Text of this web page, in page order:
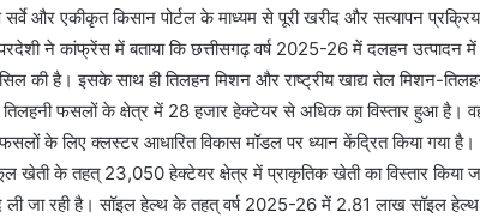
और एकीकृत किसान पोर्टल के माध्यम से पूरी खरीद और सत्यापन प्रक्रिया
ने कांफ्रेंस में बताया कि छत्तीसगढ़ वर्ष 2025-26 में दलहन उत्पादन में
की है। इसके साथ ही तिलहन मिशन और राष्ट्रीय खाद्य तेल मिशन-
फसलों के क्षेत्र में 28 हजार हेक्टेयर से अधिक का विस्तार हुआ है।
के लिए क्लस्टर आधारित विकास मॉडल पर ध्यान केंद्रित किया गया है।
के तहत् 23,050 हेक्टेयर क्षेत्र में प्राकृतिक खेती का विस्तार किया
जा रही है। सॉइल हेल्थ के तहत् वर्ष 2025-26 में 2.81 लाख सॉइल हेल्थ